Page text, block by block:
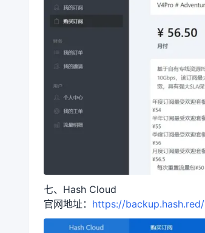
七、Hash Cloud
官网地址： https://backup.hash.red/